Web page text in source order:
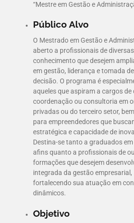
“Mestre em Gestão e
Público Alvo
O Mestrado em Gestão e
aberto a profissionais de
conhecimento que desejem
em gestão, liderança e tomada de
decisão. O programa é
aqueles que aspiram a cargos de
coordenação ou consultoria em
privadas ou do terceiro setor,
para empreendedores que
estratégica e capacidade de
Destina-se tanto a graduados
afins quanto a profissionais de
formações que desejem
integrada da gestão empresarial,
fortalecendo sua atuação em
dinâmicos.
Objetivo